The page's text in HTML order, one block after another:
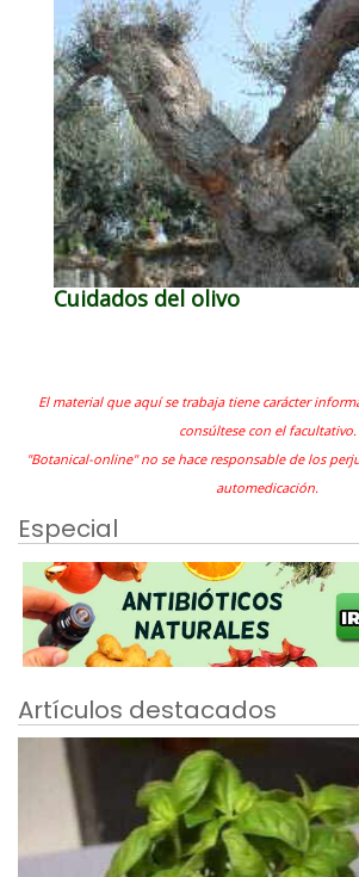
Cuidados del olivo
El material que aquí se trabaja tiene carácter
consúltese con el facultativo.
"Botanical-online" no se hace responsable de los
automedicación.
Especial
Artículos destacados